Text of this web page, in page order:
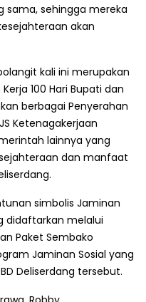
sama, sehingga mereka
akan
kali ini merupakan
100 Hari Bupati dan
berbagai Penyerahan
Ketenagakerjaan
lainnya yang
dan manfaat
simbolis Jaminan
didaftarkan melalui
Paket Sembako
Jaminan Sosial yang
Deliserdang tersebut.